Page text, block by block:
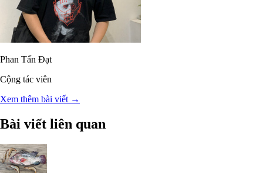
Phan Tấn Đạt
Cộng tác viên
Xem thêm bài viết →
Bài viết liên quan